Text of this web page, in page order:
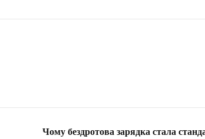
Чому бездротова зарядка стала